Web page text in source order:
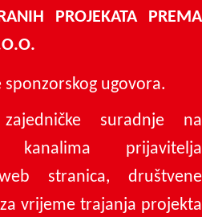
PROJEKATA PREMA
sponzorskog ugovora.
zajedničke suradnje na
kanalima prijavitelja
stranica, društvene
vrijeme trajanja projekta